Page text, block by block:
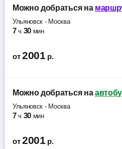
Можно добратьсяна
Ульяновск - Москва
7 ч 30 мин
от 2001 р.
Можно добратьсяна
Ульяновск - Москва
7 ч 30 мин
от 2001 р.